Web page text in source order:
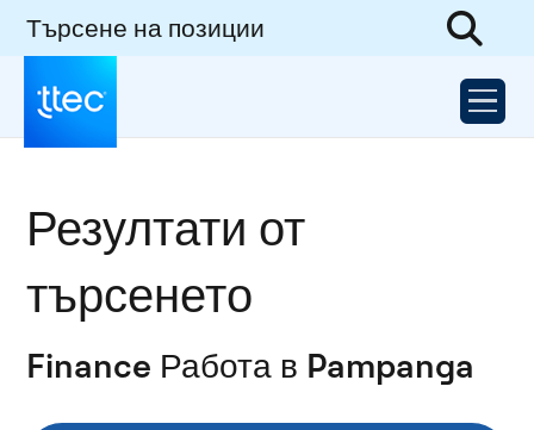
Търсене на позиции
Резултати от
търсенето
Finance Работа в Pampanga